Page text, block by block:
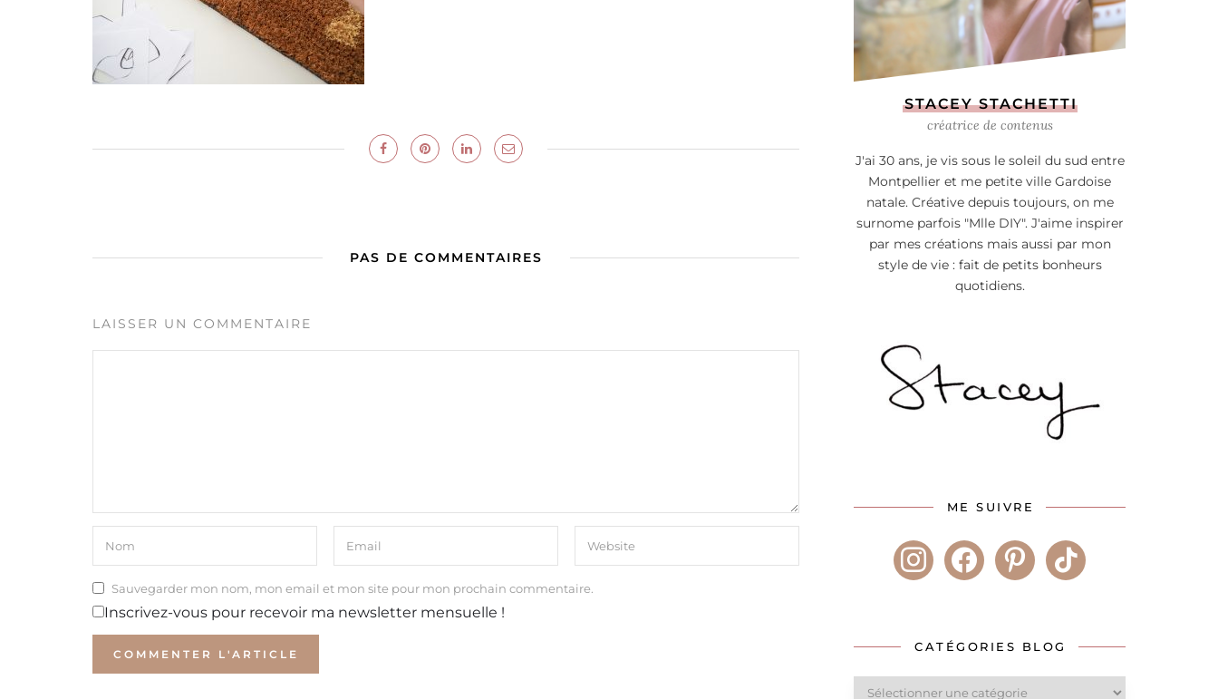
PAS DE COMMENTAIRES
LAISSER UN COMMENTAIRE
Sauvegarder mon nom, mon email et mon site pour mon prochain commentaire.
Inscrivez-vous pour recevoir ma newsletter mensuelle !
STACEY STACHETTI
créatrice de contenus
J'ai 30 ans, je vis sous le soleil du sud entre
Montpellier et me petite ville Gardoise
natale. Créative depuis toujours, on me
surnome parfois "Mlle DIY". J'aime inspirer
par mes créations mais aussi par mon
style de vie : fait de petits bonheurs
quotidiens.
ME SUIVRE
instagramfacebookpinteresttiktok
CATÉGORIES BLOG
Catégories